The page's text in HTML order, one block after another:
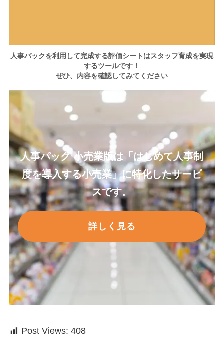
人事パックを利用して完成する評価シートはスタッフ育成を実現
するツールです！
ぜひ、内容を確認してみてください
人事パック小売業版は「はじめて人事制
度を導入する小売業」に特化したサービ
スです。
詳しく見る
Post Views: 408